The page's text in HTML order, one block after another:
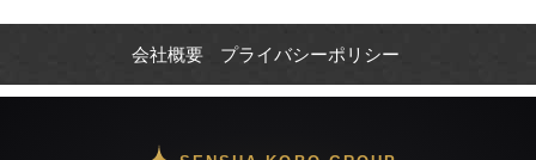
会社概要 プライバシーポリシー